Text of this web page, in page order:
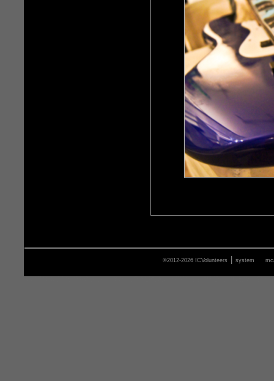
©2012-2026 ICVolunteers system